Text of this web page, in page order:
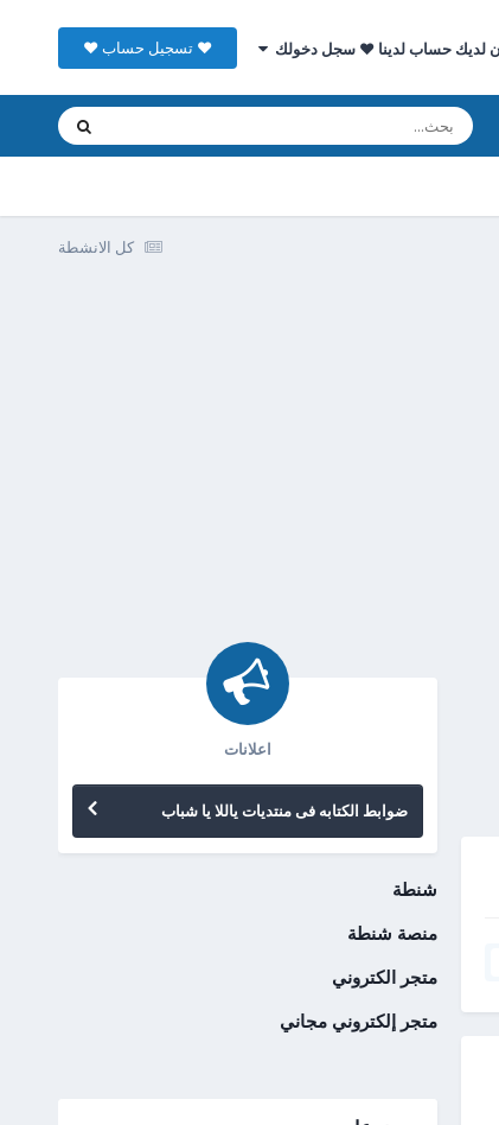
لديك حساب لدينا ♥ سجل دخولك ♥ تسجيل حساب ♥
كل الانشطة
اعلانات
ضوابط الكتابه فى منتديات ياللا يا شباب
شنطة
منصة شنطة
متجر الكتروني
متجر إلكتروني مجاني